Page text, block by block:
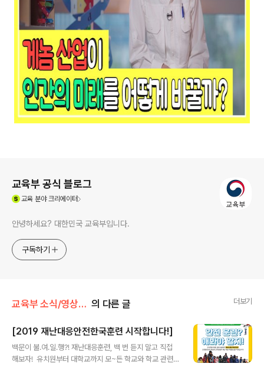
교육부 공식 블로그
교육분야 크리에이터
안녕하세요? 대한민국 교육부입니다.
구독하기
교육부 소식/영상·카드뉴스·인포그래픽 의 다른 글 더보기
[2019 재난대응안전한국훈련 시작합니다!]
백문이 불.여.일.행?! 재난대응훈련, 백 번 듣지 말고 직접
해보자! ​ 유치원부터 대학교까지 모~든 학교와 학교 관련